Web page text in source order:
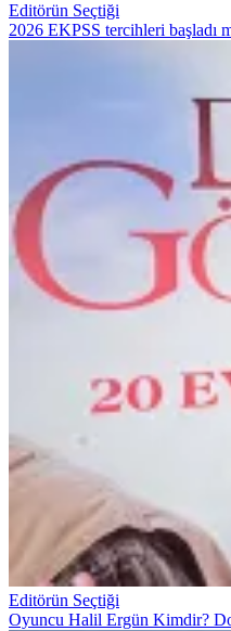
Editörün Seçtiği
2026 EKPSS tercihleri başladı
Editörün Seçtiği
Oyuncu Halil Ergün Kimdir?